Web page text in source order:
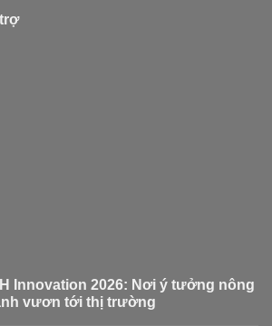
Innovation 2026: Nơi ý tưởng nông
vươn tới thị trường